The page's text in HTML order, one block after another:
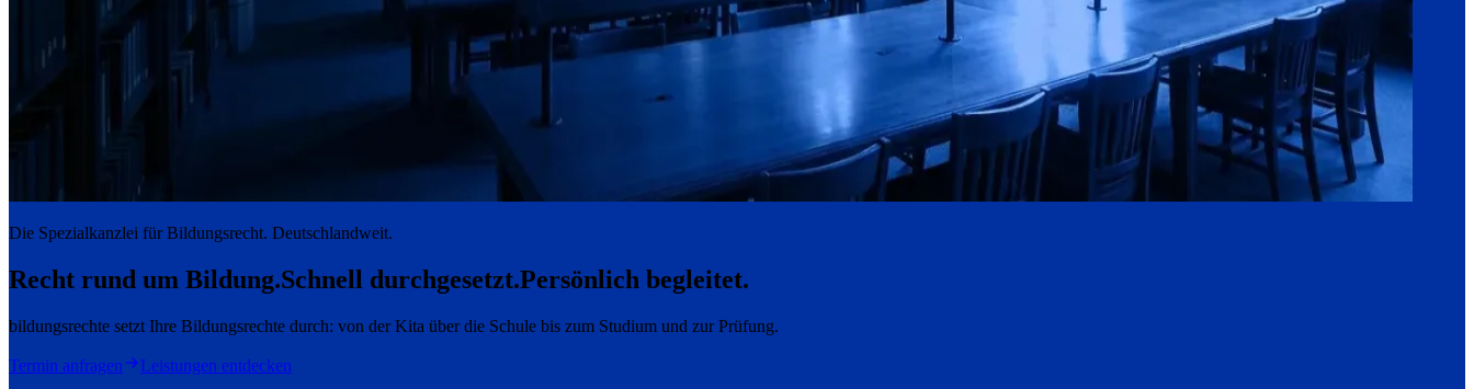
Die Spezialkanzlei für Bildungsrecht. Deutschlandweit.
Recht rund um Bildung.Schnell durchgesetzt.Persönlich begleitet.
bildungsrechte setzt Ihre Bildungsrechte durch: von der Kita über die Schule bis zum Studium und zur Prüfung.
Termin anfragen
Leistungen entdecken